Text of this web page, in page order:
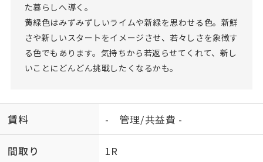
た暮らしへ導く。
黄緑色はみずみずしいライムや新緑を思わせる色。新鮮
さや新しいスタートをイメージさせ、若々しさを象徴す
る色でもあります。気持ちから若返らせてくれて、新し
いことにどんどん挑戦したくなるかも。
賃料 - 管理/共益費 -
間取り 1R